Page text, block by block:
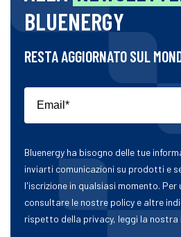
BLUENERGY
RESTA AGGIORNATO SUL
Bluenergy ha bisogno delle tue
inviarti comunicazioni su prodotti e
l'iscrizione in qualsiasi momento.
consultare le nostre policy e altre
rispetto della privacy, leggi la nostra